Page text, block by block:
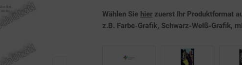
Wählen Sie hier zuerst Ihr Produktformat
z.B. Farbe-Grafik, Schwarz-Weiß-Grafik,